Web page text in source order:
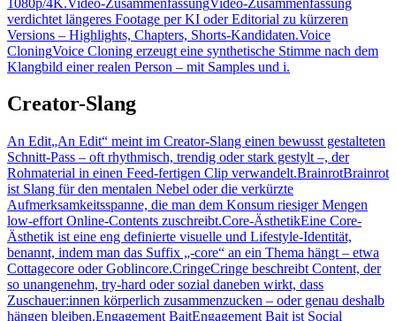
verdichtet längeres Footage per KI oder Editorial zu kürzeren
Versions – Highlights, Chapters, Shorts-Kandidaten.Voice
CloningVoice Cloning erzeugt eine synthetische Stimme nach dem
Klangbild einer realen Person – mit Samples und i.
Creator-Slang
An Edit„An Edit“ meint im Creator-Slang einen bewusst gestalteten
Schnitt-Pass – oft rhythmisch, trendig oder stark gestylt –, der
Rohmaterial in einen Feed-fertigen Clip verwandelt.BrainrotBrainrot
ist Slang für den mentalen Nebel oder die verkürzte
Aufmerksamkeitsspanne, die man dem Konsum riesiger Mengen
low-effort Online-Contents zuschreibt.Core-ÄsthetikEine Core-
Ästhetik ist eine eng definierte visuelle und Lifestyle-Identität,
benannt, indem man das Suffix „-core“ an ein Thema hängt – etwa
Cottagecore oder Goblincore.CringeCringe beschreibt Content, der
so unangenehm, try-hard oder sozial daneben wirkt, dass
Zuschauer:innen körperlich zusammenzucken – oder genau deshalb
hängen bleiben.Engagement BaitEngagement Bait ist Social